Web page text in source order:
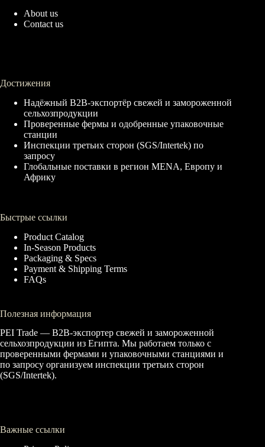
About us
Contact us
Достижения
Надёжный B2B-экспортёр свежей и замороженной
сельхозпродукции
Проверенные фермы и одобренные упаковочные
станции
Инспекции третьих сторон (SGS/Intertek) по
запросу
Глобальные поставки в регион MENA, Европу и
Африку
Быстрые ссылки
Product Catalog
In-Season Products
Packaging & Specs
Payment & Shipping Terms
FAQs
Полезная информация
PEI Trade — B2B-экспортер свежей и замороженной
сельхозпродукции из Египта. Мы работаем только с
проверенными фермами и упаковочными станциями и
по запросу организуем инспекции третьих сторон
(SGS/Intertek).
Важные ссылки